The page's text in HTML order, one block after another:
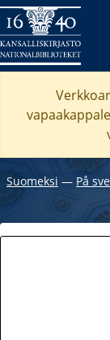
Suomeksi ― På